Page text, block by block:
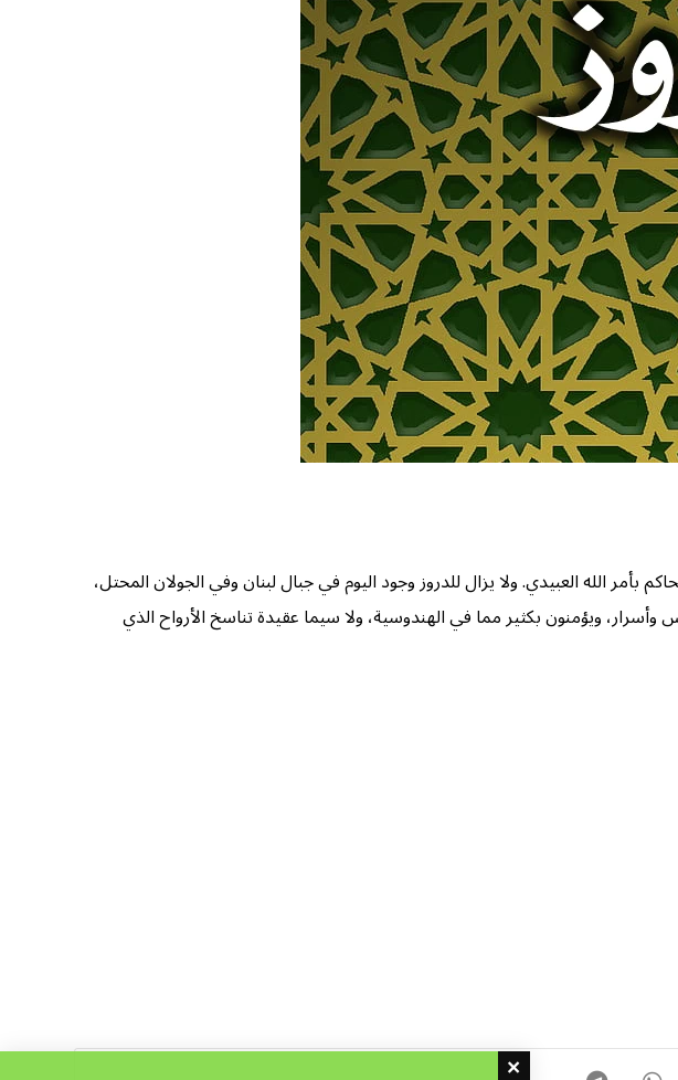
الله العبيدي. ولا يزال للدروز وجود اليوم في جبال لبنان وفي الجولان المحتل،
ويؤمنون بكثير مما في الهندوسية، ولا سيما عقيدة تناسخ الأرواح الذي